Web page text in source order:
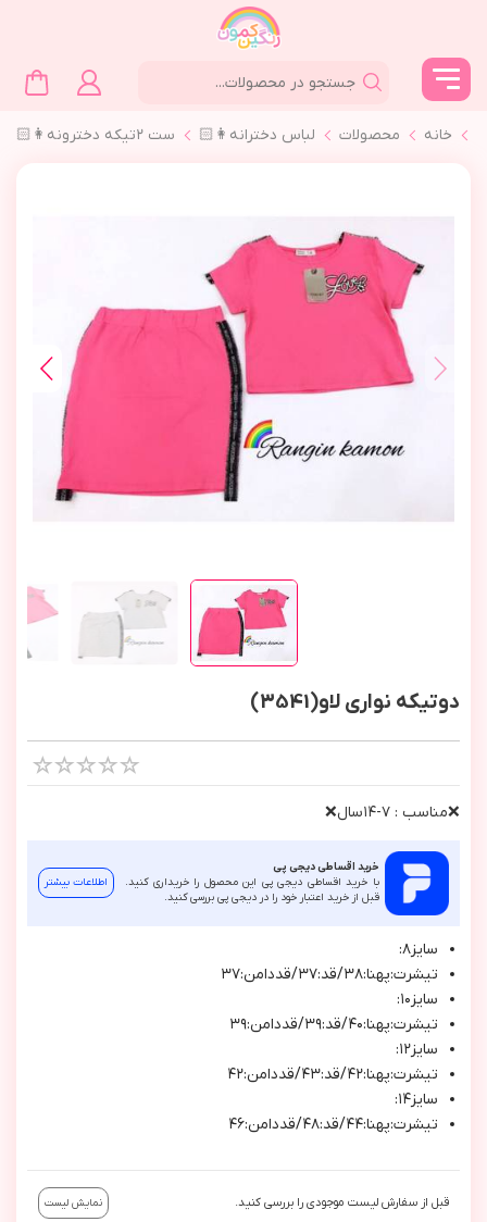
خانه محصولات لباس دخترانه👩🏻 ست ٢تیکه دخترونه👩🏻
دوتیکه نواری لاو(3541)
❌مناسب : ٧-١٤سال❌
خرید اقساطی دیجی پی
با خرید اقساطی دیجی پی این محصول را خریداری کنید.
قبل از خرید اعتبار خود را در دیجی پی بررسی کنید.
اطلاعات بیشتر
سايز٨:
تيشرت:پهنا:٣٨/قد:٣٧/قددامن:٣٧
سايز١٠:
تيشرت:پهنا:٤٠/قد:٣٩/قددامن:٣٩
سايز١٢:
تيشرت:پهنا:٤٢/قد:٤٣/قددامن:٤٢
سايز١٤:
تيشرت:پهنا:٤٤/قد:٤٨/قددامن:٤٦
قبل از سفارش لیست موجودی را بررسی کنید. نمایش لیست